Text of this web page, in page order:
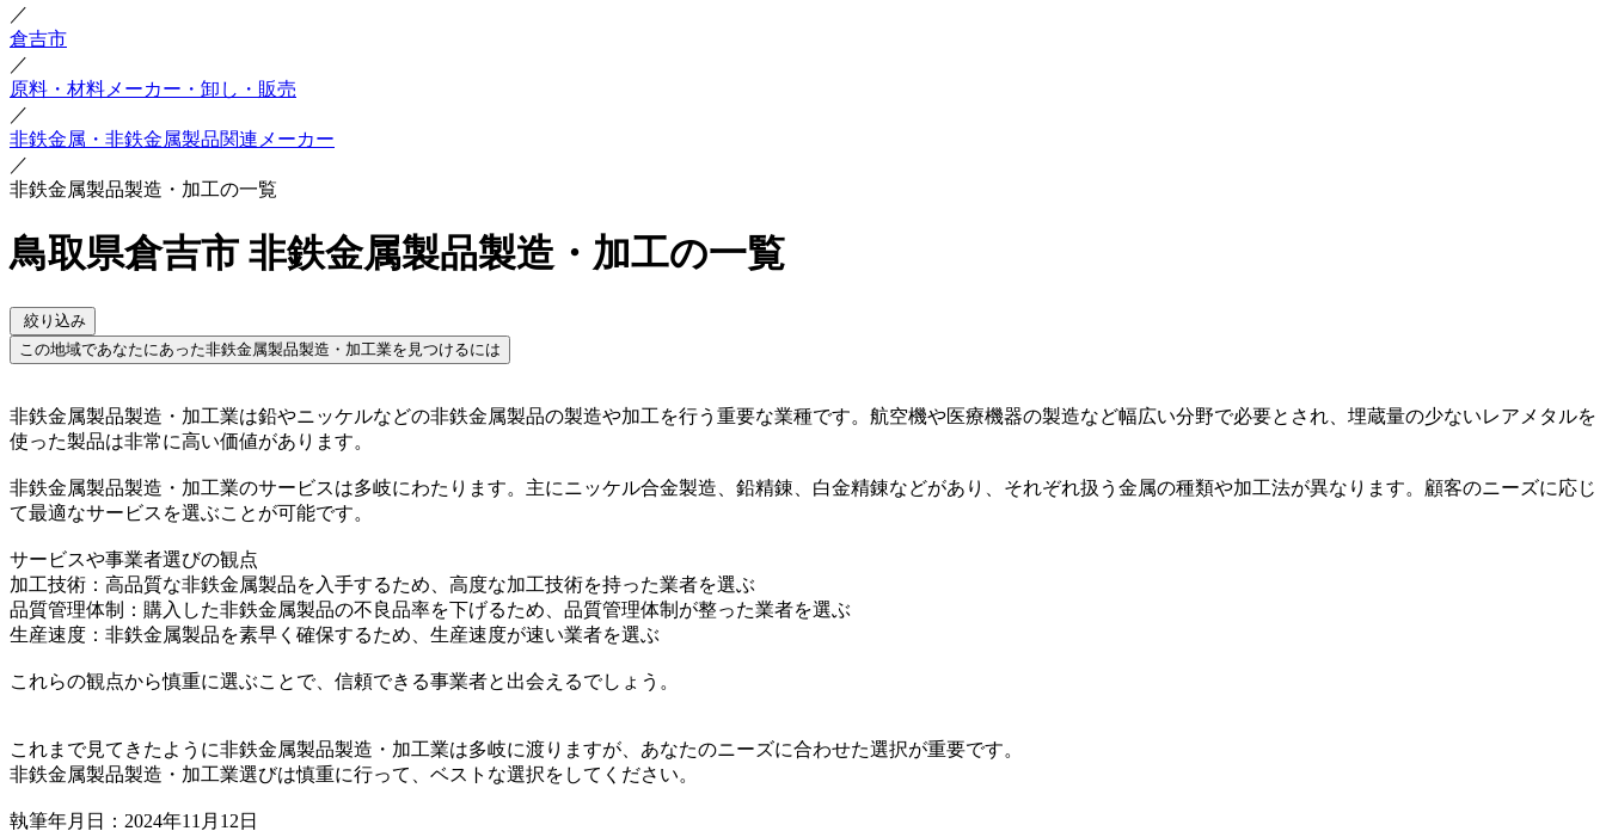
／
倉吉市
／
原料・材料メーカー・卸し・販売
／
非鉄金属・非鉄金属製品関連メーカー
／
非鉄金属製品製造・加工の一覧
鳥取県倉吉市 非鉄金属製品製造・加工の一覧
絞り込み
この地域であなたにあった非鉄金属製品製造・加工業を見つけるには
非鉄金属製品製造・加工業は鉛やニッケルなどの非鉄金属製品の製造や加工を行う重要な業種です。航空機や医療機器の製造など幅広い分野で必要とされ、埋蔵量の少ないレアメタルを
使った製品は非常に高い価値があります。
非鉄金属製品製造・加工業のサービスは多岐にわたります。主にニッケル合金製造、鉛精錬、白金精錬などがあり、それぞれ扱う金属の種類や加工法が異なります。顧客のニーズに応じ
て最適なサービスを選ぶことが可能です。
サービスや事業者選びの観点
加工技術：高品質な非鉄金属製品を入手するため、高度な加工技術を持った業者を選ぶ
品質管理体制：購入した非鉄金属製品の不良品率を下げるため、品質管理体制が整った業者を選ぶ
生産速度：非鉄金属製品を素早く確保するため、生産速度が速い業者を選ぶ
これらの観点から慎重に選ぶことで、信頼できる事業者と出会えるでしょう。
これまで見てきたように非鉄金属製品製造・加工業は多岐に渡りますが、あなたのニーズに合わせた選択が重要です。
非鉄金属製品製造・加工業選びは慎重に行って、ベストな選択をしてください。
執筆年月日：2024年11月12日